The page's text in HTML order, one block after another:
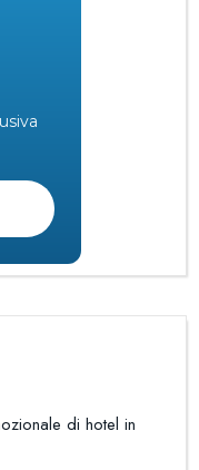
di hotel in